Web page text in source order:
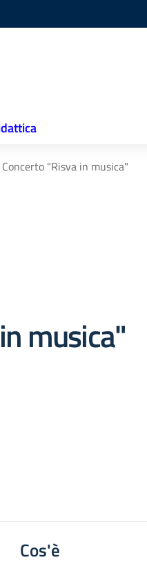
Concerto "Risva in musica"
musica"
Cos'è